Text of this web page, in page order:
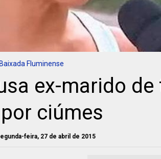
Fluminense
ex-marido
ciúmes
feira, 27 de abril de 2015